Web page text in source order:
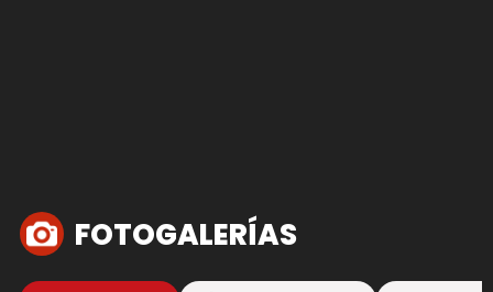
FOTOGALERÍAS